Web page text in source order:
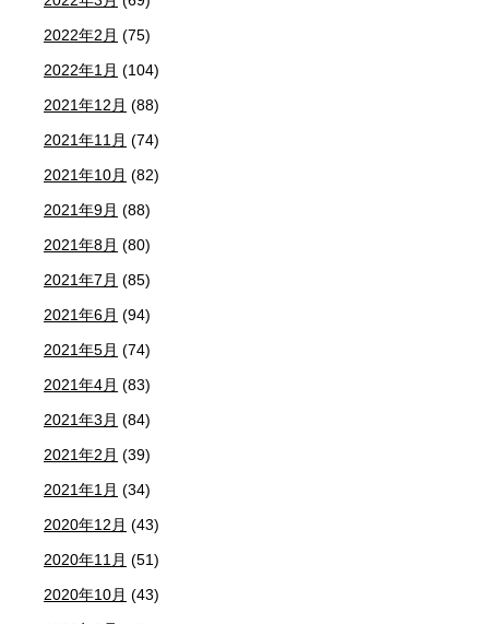
2022年2月 (75)
2022年1月 (104)
2021年12月 (88)
2021年11月 (74)
2021年10月 (82)
2021年9月 (88)
2021年8月 (80)
2021年7月 (85)
2021年6月 (94)
2021年5月 (74)
2021年4月 (83)
2021年3月 (84)
2021年2月 (39)
2021年1月 (34)
2020年12月 (43)
2020年11月 (51)
2020年10月 (43)